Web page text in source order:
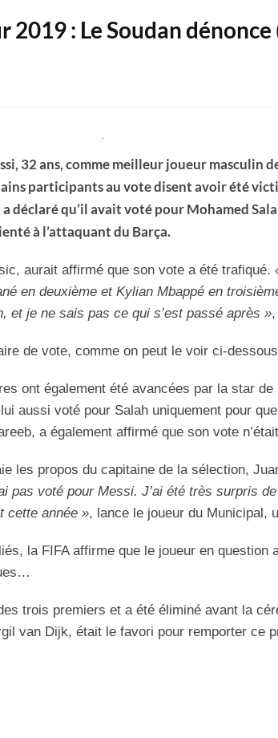
: Le Soudan dénonce
32 ans, comme meilleur joueur masculin
participants au vote disent avoir été
déclaré qu’il avait voté pour Mohamed
à l’attaquant du Barça.
aurait affirmé que son vote a été trafiqué.
en deuxième et Kylian Mbappé en
et je ne sais pas ce qui s’est passé après »
de vote, comme on peut le voir ci-
ont également été avancées par la star de
aussi voté pour Salah uniquement pour
a également affirmé que son vote
les propos du capitaine de la sélection,
pas voté pour Messi. J’ai été très surpris
cette année », lance le joueur du Municipal,
la FIFA affirme que le joueur en question
trois premiers et a été éliminé avant la
van Dijk, était le favori pour remporter ce